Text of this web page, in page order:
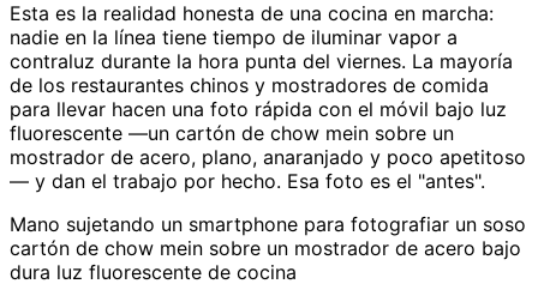
Esta es la realidad honesta de una cocina en marcha:
nadie en la línea tiene tiempo de iluminar vapor a
contraluz durante la hora punta del viernes. La mayoría
de los restaurantes chinos y mostradores de comida
para llevar hacen una foto rápida con el móvil bajo luz
fluorescente —un cartón de chow mein sobre un
mostrador de acero, plano, anaranjado y poco apetitoso
— y dan el trabajo por hecho. Esa foto es el "antes".
Mano sujetando un smartphone para fotografiar un soso
cartón de chow mein sobre un mostrador de acero bajo
dura luz fluorescente de cocina